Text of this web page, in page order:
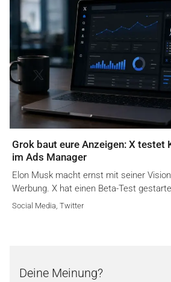
Grok baut eure Anzeigen: X testet
im Ads Manager
Elon Musk macht ernst mit seiner
Werbung. X hat einen Beta-Test
Social Media, Twitter
Deine Meinung?